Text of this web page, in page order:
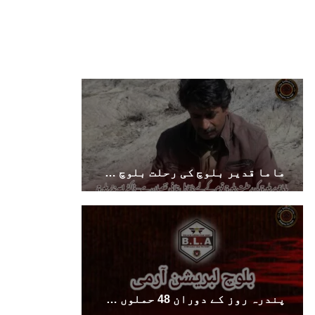
بلوچستان
1714 VIEWS جون 7, 2023
بلوچستان میں خواتین کو معاشرتی مسائل کے بعد
جبری گمشدگیوں کا بھی سامنا ہے- بلوچ وومن فورم
کوئٹہ شال: بلوچ وومن فورم کے نئی کابینہ، بلا
مقابلہ آرگنائزر بانک شلی ، ڈپٹی آرگنائزر
بانک حنیفہ بلوچ منتخب ہوئی۔ مرکزی ممبر بانک
زکیہ ، شہناز بلوچ، ہانی بلوچ ، فرزانہ بلوچ،
رقیہ بلوچ
ماما قدیر بلوچ کی رحلت بلوچ قوم کے لیے ناقابلِ تلافی نقصان ہے – ڈاکٹر اللہ نذر بلوچ
پندرہ روز کے دوران 48 حملوں میں قابض فوج کے 40 اہلکار ہلاک کرنے کی ذمہ داری قبول کرتے ہیں — بی ایل اے